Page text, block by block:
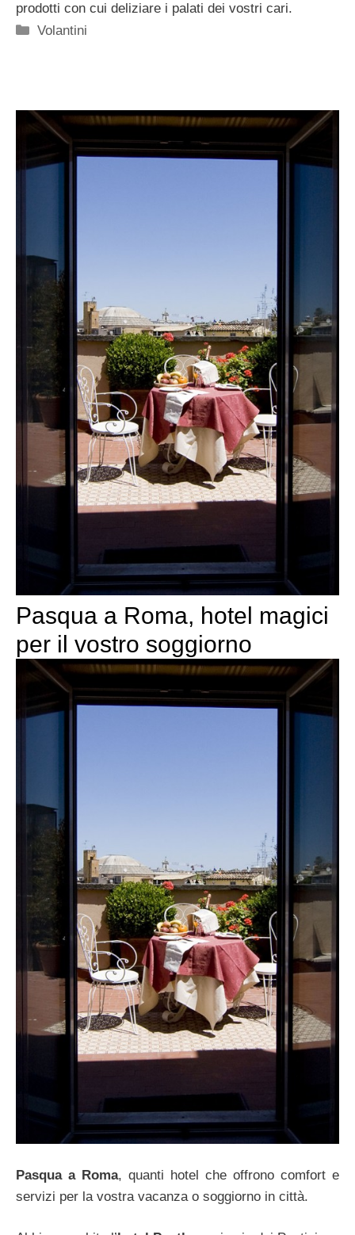
prodotti con cui deliziare i palati dei vostri cari.
Categorie
Volantini
Pasqua a Roma, hotel magici
per il vostro soggiorno
Pasqua a Roma, quanti hotel che offrono comfort e
servizi per la vostra vacanza o soggiorno in città.